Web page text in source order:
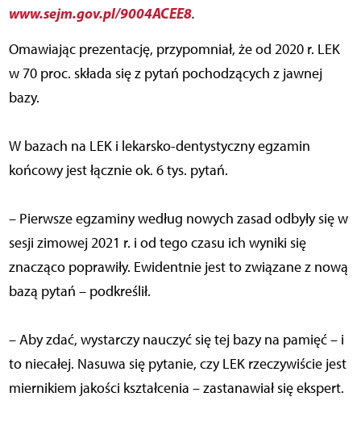
www.sejm.gov.pl/9004ACEE8.
Omawiając prezentację, przypomniał, że od 2020 r. LEK
w 70 proc. składa się z pytań pochodzących z jawnej
bazy.
W bazach na LEK i lekarsko-dentystyczny egzamin
końcowy jest łącznie ok. 6 tys. pytań.
– Pierwsze egzaminy według nowych zasad odbyły się w
sesji zimowej 2021 r. i od tego czasu ich wyniki się
znacząco poprawiły. Ewidentnie jest to związane z nową
bazą pytań – podkreślił.
– Aby zdać, wystarczy nauczyć się tej bazy na pamięć – i
to niecałej. Nasuwa się pytanie, czy LEK rzeczywiście jest
miernikiem jakości kształcenia – zastanawiał się ekspert.